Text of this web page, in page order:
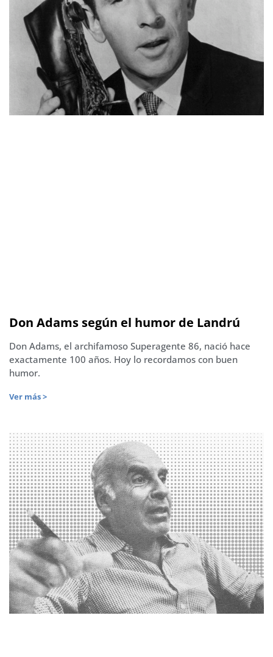
Don Adams según el humor de Landrú
Don Adams, el archifamoso Superagente 86, nació hace
exactamente 100 años. Hoy lo recordamos con buen
humor.
Ver más >